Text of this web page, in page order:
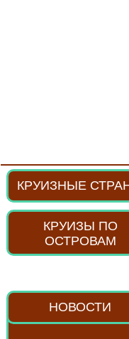
КРУИЗНЫЕ
КРУИЗЫ ПО
ОСТРОВАМ
НОВОСТИ